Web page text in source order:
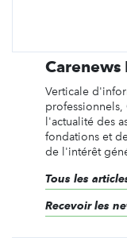
Carenews
Verticale
professionnels,
l'actualité des
fondations et
de l'intérêt
Tous les
Recevoir les